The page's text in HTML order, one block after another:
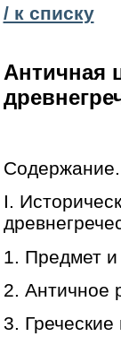
/ к списку
Античная
Содержание.
I.
1. Предмет
2. Античное
3.